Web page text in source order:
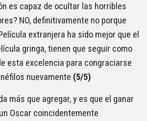
es capaz de ocultar las horribles
NO, definitivamente no porque
extranjera ha sido mejor que el
gringa, tienen que seguir como
esta excelencia para congraciarse
nuevamente (5/5)
más que agregar, y es que el ganar
Oscar coincidentemente